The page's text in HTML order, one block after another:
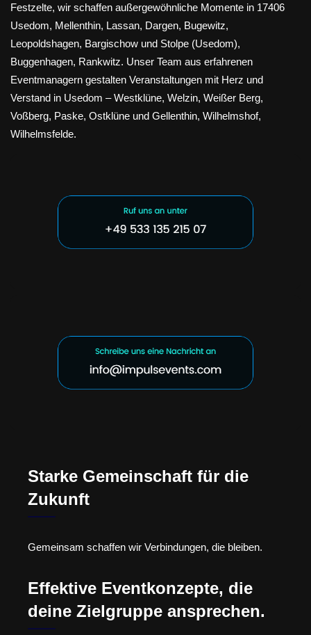
Festzelte, wir schaffen außergewöhnliche Momente in 17406
Usedom, Mellenthin, Lassan, Dargen, Bugewitz,
Leopoldshagen, Bargischow und Stolpe (Usedom),
Buggenhagen, Rankwitz. Unser Team aus erfahrenen
Eventmanagern gestalten Veranstaltungen mit Herz und
Verstand in Usedom – Westklüne, Welzin, Weißer Berg,
Voßberg, Paske, Ostklüne und Gellenthin, Wilhelmshof,
Wilhelmsfelde.
Starke Gemeinschaft für die
Zukunft
Gemeinsam schaffen wir Verbindungen, die bleiben.
Effektive Eventkonzepte, die
deine Zielgruppe ansprechen.